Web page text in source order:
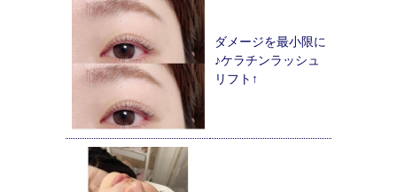
ダメージを最小限に
♪ケラチンラッシュ
リフト↑